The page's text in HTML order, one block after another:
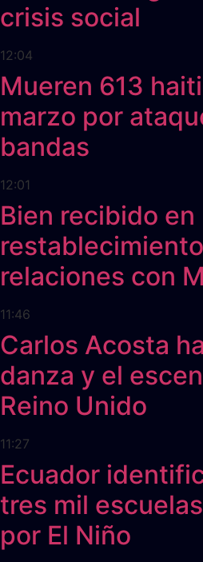
crisis social
12:04
Mueren 613
marzo por
bandas
12:01
Bien recibido en
relaciones con
11:46
Carlos Acosta
danza y el
Reino Unido
11:27
Ecuador
tres mil
por El Niño